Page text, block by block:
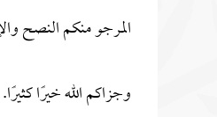
المرجو منكم النصح
وجزاكم الله خيرًا كثيرًا.